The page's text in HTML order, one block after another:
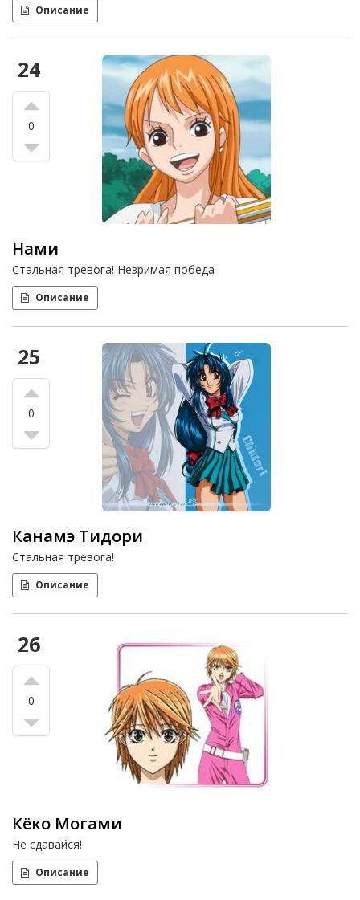
Описание
24
0
Нами
Стальная тревога! Незримая победа
Описание
25
0
Канамэ Тидори
Стальная тревога!
Описание
26
0
Кёко Могами
Не сдавайся!
Описание